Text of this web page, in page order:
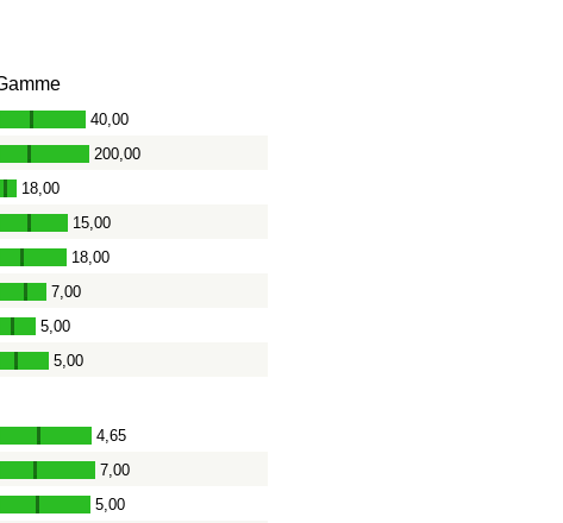
- 40,00
- 200,00
- 18,00
- 15,00
- 18,00
- 7,00
- 5,00
- 5,00
- 4,65
- 7,00
- 5,00